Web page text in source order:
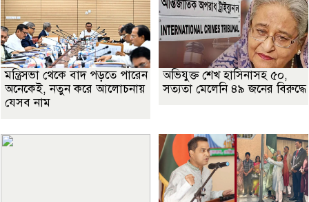
মন্ত্রিসভা থেকে বাদ পড়তে পারেন
অনেকেই, নতুন করে আলোচনায়
যেসব নাম
অভিযুক্ত শেখ হাসিনাসহ ৫০,
সত্যতা মেলেনি ৪৯ জনের বিরুদ্ধে